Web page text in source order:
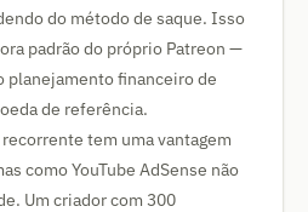
do método de saque. Isso
padrão do próprio Patreon —
planejamento financeiro de
de referência.
tem uma vantagem
como YouTube AdSense não
Um criador com 300